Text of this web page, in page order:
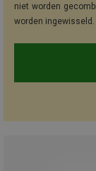
niet worden
worden